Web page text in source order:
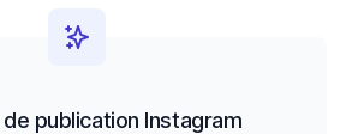
publication Instagram